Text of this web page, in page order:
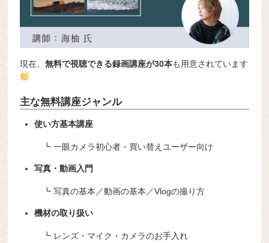
現在、無料で視聴できる録画講座が30本も用意されています
主な無料講座ジャンル
使い方基本講座
┗ 一眼カメラ初心者・買い替えユーザー向け
写真・動画入門
┗ 写真の基本／動画の基本／Vlogの撮り方
機材の取り扱い
┗ レンズ・マイク・カメラのお手入れ